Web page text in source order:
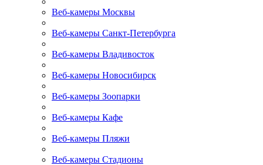
Веб-камеры Москвы
Веб-камеры Санкт-Петербурга
Веб-камеры Владивосток
Веб-камеры Новосибирск
Веб-камеры Зоопарки
Веб-камеры Кафе
Веб-камеры Пляжи
Веб-камеры Стадионы